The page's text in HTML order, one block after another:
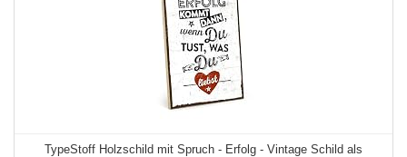
TypeStoff Holzschild mit Spruch - Erfolg - Vintage Schild als